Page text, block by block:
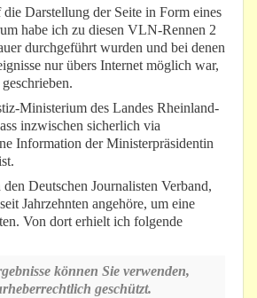
Darstellung der Seite in Form eines
habe ich zu diesen VLN-Rennen 2
durchgeführt wurden und bei denen
nur übers Internet möglich war,
Ministerium des Landes Rheinland-
inzwischen sicherlich via
Information der Ministerpräsidentin
Deutschen Journalisten Verband,
Jahrzehnten angehöre, um eine
Von dort erhielt ich folgende
können Sie verwenden,
geschützt.